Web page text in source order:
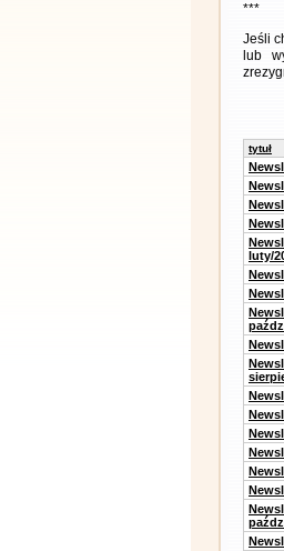
***
Jeśli
lub
tytuł
luty/